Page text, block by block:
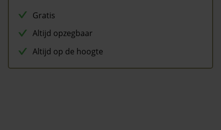
Gratis
Altijd opzegbaar
Altijd op de hoogte